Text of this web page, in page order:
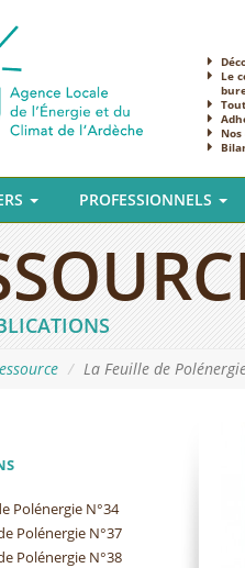
Le
PROFESSIONNELS
La Feuille de
Polénergie N°34
Polénergie N°37
Polénergie N°38